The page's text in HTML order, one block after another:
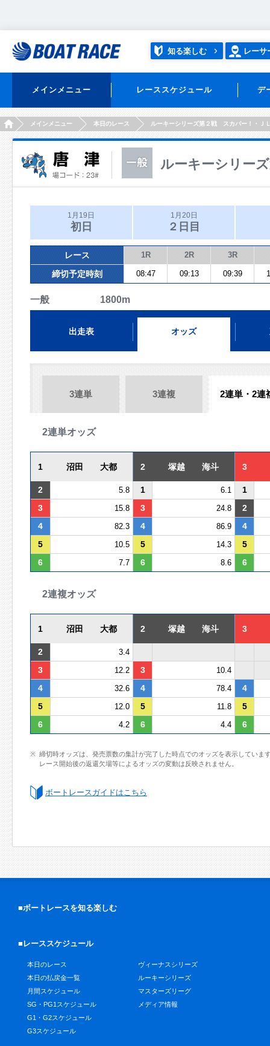
知る楽しむ レーサ
メインメニュー レーススケジュール デ
HOMEメインメニュー 本日のレース ルーキーシリーズ第２戦 スカパー！・Ｊ
ルーキーシリー
1月19日
初日
1月20日
２日目
レース 1R 2R 3R
締切予定時刻 08:47 09:13 09:39
一般 1800m
出走表 オッズ
3連単 3連複 2連単・2連
2連単オッズ
1 沼田 大都 2 塚越 海斗 3
2 5.8 1 6.1
1
3
15.8 3 24.8
2
4
82.3 4 86.9
4
5
10.5 5 14.3
5
6
7.7 6 8.6 6
2連複オッズ
1 沼田 大都 2 塚越 海斗 3
2 3.4
3 12.2 3 10.4
4 32.6 4 78.4
4
5
12.0 5 11.8
5
6
4.2 6 4.4 6
締切時オッズは、発売票数の集計が完了した時点でのオッズを表示していま
レース開始後の返還欠場等によるオッズの変動は反映されません。
ボートレースガイドはこちら
■ボートレースを知る楽しむ
■レーススケジュール
本日のレース
本日の払戻金一覧
月間スケジュール
SG・PG1スケジュール
G1・G2スケジュール
G3スケジュール
ヴィーナスシリーズ
ルーキーシリーズ
マスターズリーグ
メディア情報